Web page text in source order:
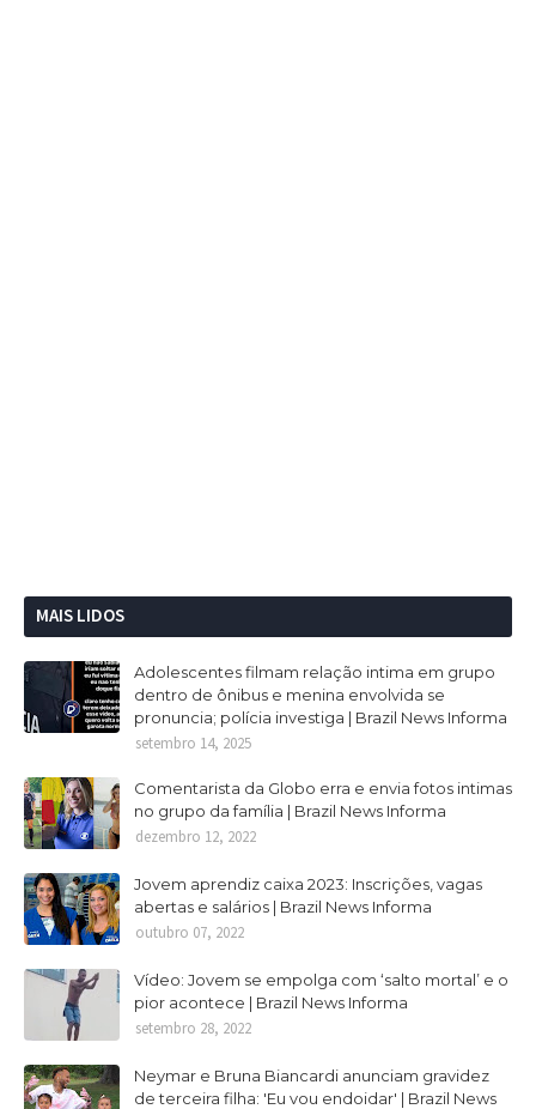
MAIS LIDOS
Adolescentes filmam relação intima em grupo
dentro de ônibus e menina envolvida se
pronuncia; polícia investiga | Brazil News Informa
setembro 14, 2025
Comentarista da Globo erra e envia fotos intimas
no grupo da família | Brazil News Informa
dezembro 12, 2022
Jovem aprendiz caixa 2023: Inscrições, vagas
abertas e salários | Brazil News Informa
outubro 07, 2022
Vídeo: Jovem se empolga com ‘salto mortal’ e o
pior acontece | Brazil News Informa
setembro 28, 2022
Neymar e Bruna Biancardi anunciam gravidez
de terceira filha: 'Eu vou endoidar' | Brazil News